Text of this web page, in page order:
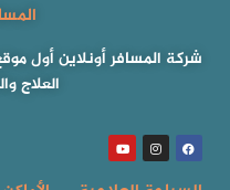
شركة المسافر أونلاين أول
العلاج